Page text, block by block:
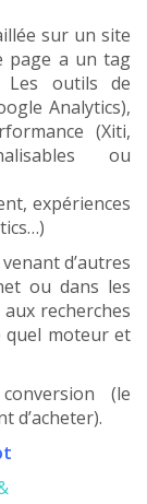
sur un site
page a un tag
Les outils de
Analytics),
(Xiti,
ou
expériences
d’autres
ou dans les
recherches
quel moteur et
(le
d’acheter).